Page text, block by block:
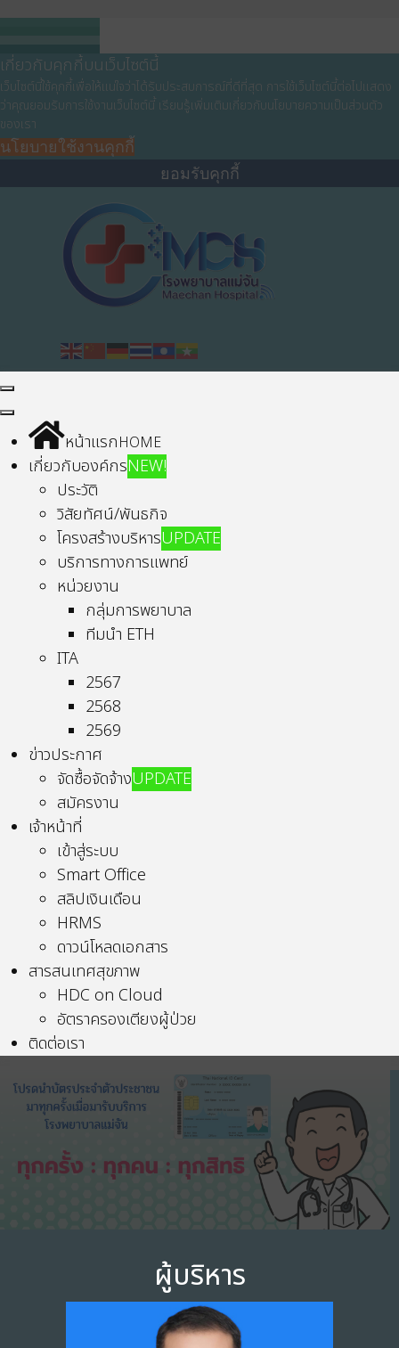
เกี่ยวกับคุกกี้บนเว็บไซต์นี้
เว็บไซต์นี้ใช้คุกกี้เพื่อให้แน่ใจว่าได้รับประสบการณ์ที่ดีที่สุด การใช้เว็บไซต์นี้ต่อไปแสดง
ว่าคุณยอมรับการใช้งานเว็บไซต์นี้ เรียนรู้เพิ่มเติมเกี่ยวกับนโยบายความเป็นส่วนตัว
ของเรา
นโยบายใช้งานคุกกี้
ยอมรับคุกกี้
หน้าแรกHOME
เกี่ยวกับองค์กรNEW!
ประวัติ
วิสัยทัศน์/พันธกิจ
โครงสร้างบริหารUPDATE
บริการทางการแพทย์
หน่วยงาน
กลุ่มการพยาบาล
ทีมนำ ETH
ITA
2567
2568
2569
ข่าวประกาศ
จัดซื้อจัดจ้างUPDATE
สมัครงาน
เจ้าหน้าที่
เข้าสู่ระบบ
Smart Office
สลิปเงินเดือน
HRMS
ดาวน์โหลดเอกสาร
สารสนเทศสุขภาพ
HDC on Cloud
อัตราครองเตียงผู้ป่วย
ติดต่อเรา
ผู้บริหาร